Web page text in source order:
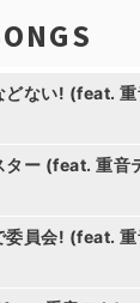
ター (feat. 重音